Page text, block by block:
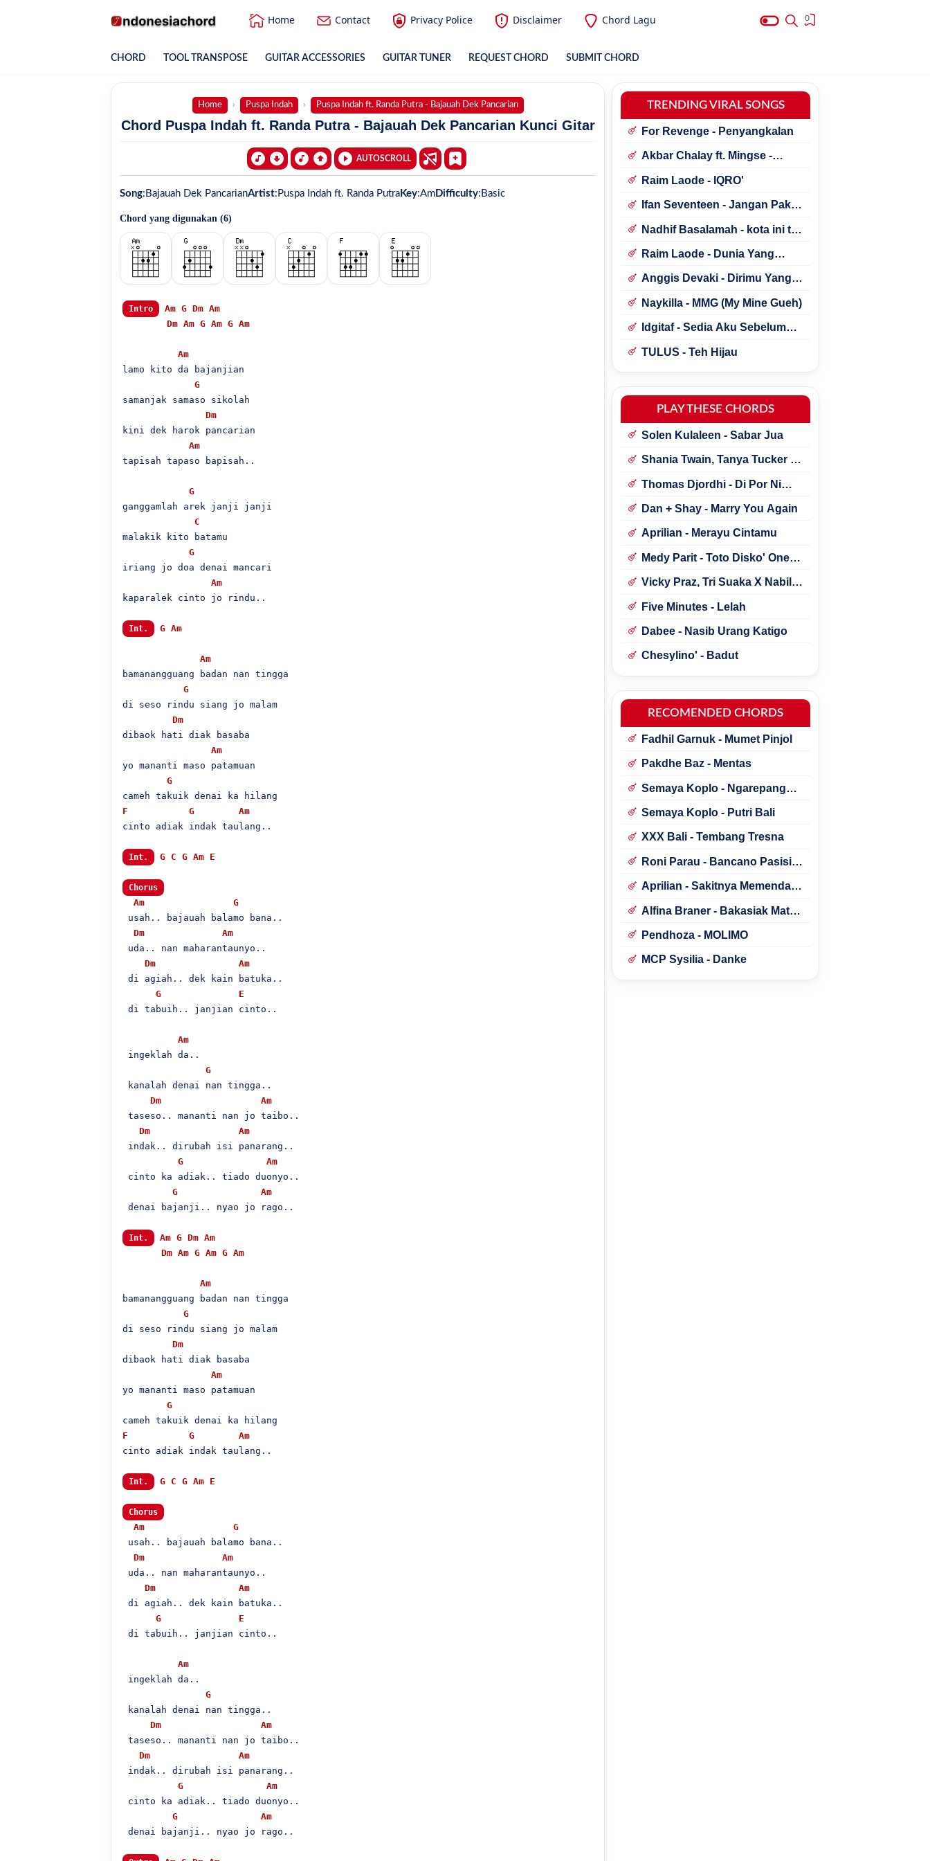
Home Contact Privacy Police Disclaimer Chord Lagu 0
CHORD TOOL TRANSPOSE GUITAR ACCESSORIES GUITAR TUNER REQUEST CHORD SUBMIT CHORD
Home Puspa Indah Puspa Indah ft. Randa Putra - Bajauah Dek Pancarian
Chord Puspa Indah ft. Randa Putra - Bajauah Dek Pancarian Kunci Gitar
AUTOSCROLL
Song: Bajauah Dek PancarianArtist: Puspa Indah ft. Randa Putra Key:Am Difficulty: Basic
Chord yang digunakan (6)
Intro Am G Dm Am
Dm Am G Am G Am
Am
lamo kito da bajanjian
G
samanjak samaso sikolah
Dm
kini dek harok pancarian
Am
tapisah tapaso bapisah..
G
ganggamlah arek janji janji
C
malakik kito batamu
G
iriang jo doa denai mancari
Am
kaparalek cinto jo rindu..
Int. G Am
Am
bamanangguang badan nan tingga
G
di seso rindu siang jo malam
Dm
dibaok hati diak basaba
Am
yo mananti maso patamuan
G
F
G
Am
cinto adiak indak taulang..
Int. G C G Am E
Chorus
Am
G
usah.. bajauah balamo bana..
Dm
Am
uda.. nan maharantaunyo..
Dm
Am
di agiah.. dek kain batuka..
G
E
di tabuih.. janjian cinto..
Am
ingeklah da..
G
kanalah denai nan tingga..
Dm
Am
taseso.. mananti nan jo taibo..
Dm
Am
indak.. dirubah isi panarang..
G
Am
cinto ka adiak.. tiado duonyo..
G
Am
denai bajanji.. nyao jo rago..
Int. Am G Dm Am
Dm Am G Am G Am
Am
bamanangguang badan nan tingga
G
di seso rindu siang jo malam
Dm
dibaok hati diak basaba
Am
yo mananti maso patamuan
G
F
G
Am
cinto adiak indak taulang..
Int. G C G Am E
Chorus
Am
G
usah.. bajauah balamo bana..
Dm
Am
uda.. nan maharantaunyo..
Dm
Am
di agiah.. dek kain batuka..
G
E
di tabuih.. janjian cinto..
Am
ingeklah da..
G
kanalah denai nan tingga..
Dm
Am
taseso.. mananti nan jo taibo..
Dm
Am
indak.. dirubah isi panarang..
G
Am
cinto ka adiak.. tiado duonyo..
G
Am
denai bajanji.. nyao jo rago..
TRENDING VIRAL SONGS
For Revenge - Penyangkalan
Akbar Chalay ft. Mingse -
Raim Laode - IQRO'
Ifan Seventeen - Jangan Paksa
Nadhif Basalamah - kota ini tak
Raim Laode - Dunia Yang
Anggis Devaki - Dirimu Yang
Naykilla - MMG (My Mine Gueh)
Idgitaf - Sedia Aku Sebelum
TULUS - Teh Hijau
PLAY THESE CHORDS
Solen Kulaleen - Sabar Jua
Shania Twain, Tanya Tucker -
Thomas Djordhi - Di Por Ni
Dan + Shay - Marry You Again
Aprilian - Merayu Cintamu
Medy Parit - Toto Disko' One
Vicky Praz, Tri Suaka X Nabila
Five Minutes - Lelah
Dabee - Nasib Urang Katigo
Chesylino' - Badut
RECOMENDED CHORDS
Fadhil Garnuk - Mumet Pinjol
Pakdhe Baz - Mentas
Semaya Koplo - Ngarepang
Semaya Koplo - Putri Bali
XXX Bali - Tembang Tresna
Roni Parau - Bancano Pasisia
Aprilian - Sakitnya Memendam
Alfina Braner - Bakasiak Mato
Pendhoza - MOLIMO
MCP Sysilia - Danke